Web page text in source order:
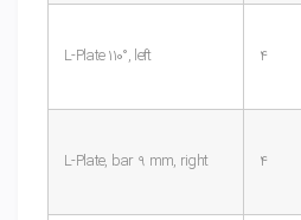
L-Plate 110°, left 4
L-Plate, bar 9 mm, right 4